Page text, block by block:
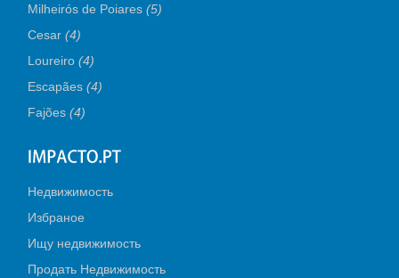
Milheirós de Poiares(5)
Cesar(4)
Loureiro(4)
Escapães(4)
Fajões(4)
Недвижимость
Избраное
Ищу недвижимость
Продать Недвижимость